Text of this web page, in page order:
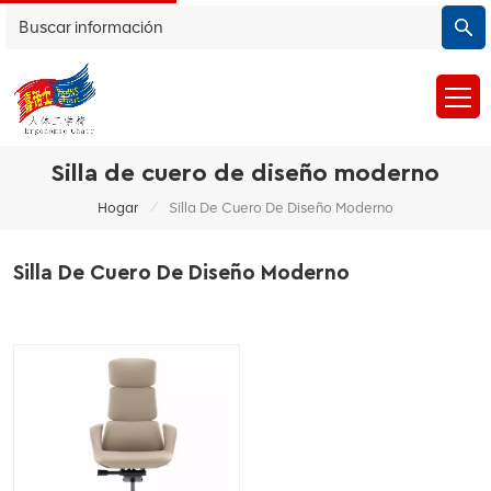
Silla de cuero de diseño moderno
Hogar / Silla De Cuero De Diseño Moderno
Silla De Cuero De Diseño Moderno